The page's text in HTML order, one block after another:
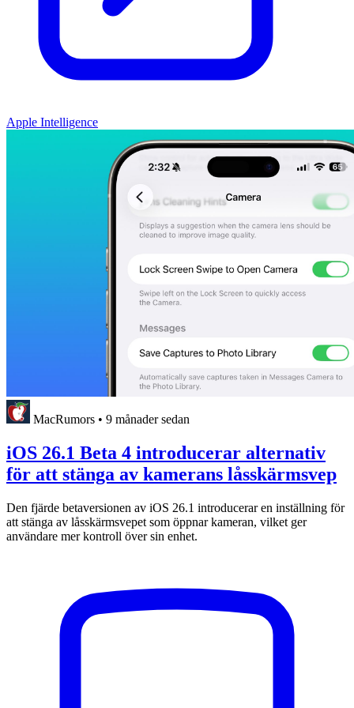
Apple Intelligence
MacRumors • 9 månader sedan
iOS 26.1 Beta 4 introducerar alternativ
för att stänga av kamerans låsskärmsvep
Den fjärde betaversionen av iOS 26.1 introducerar en inställning för
att stänga av låsskärmsvepet som öppnar kameran, vilket ger
användare mer kontroll över sin enhet.